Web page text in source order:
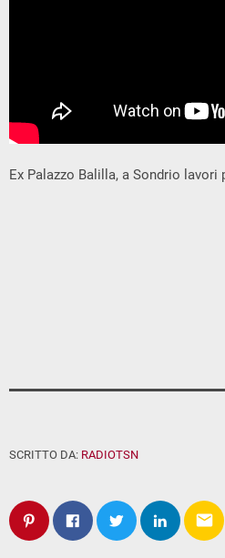
Ex Palazzo Balilla, a Sondrio lavori
SCRITTO DA: RADIOTSN
email